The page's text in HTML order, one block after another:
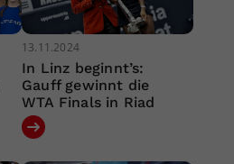
13.11.2024
In Linz beginnt’s:
Gauff gewinnt die
WTA Finals in Riad